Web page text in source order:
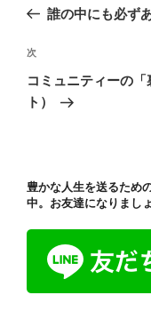
ビ
ゲ
ー
ン
去
投
稿
誰の中にも必ず
次
の
投
次
コミュニティーの
ト）
豊かな人生を送るため
中。お友達になりましょ